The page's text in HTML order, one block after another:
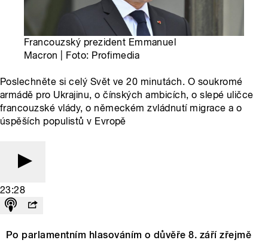
Francouzský prezident Emmanuel
Macron | Foto: Profimedia
Poslechněte si celý Svět ve 20 minutách. O soukromé
armádě pro Ukrajinu, o čínských ambicích, o slepé uličce
francouzské vlády, o německém zvládnutí migrace a o
úspěších populistů v Evropě
23:28
Po parlamentním hlasováním o důvěře 8. září zřejmě